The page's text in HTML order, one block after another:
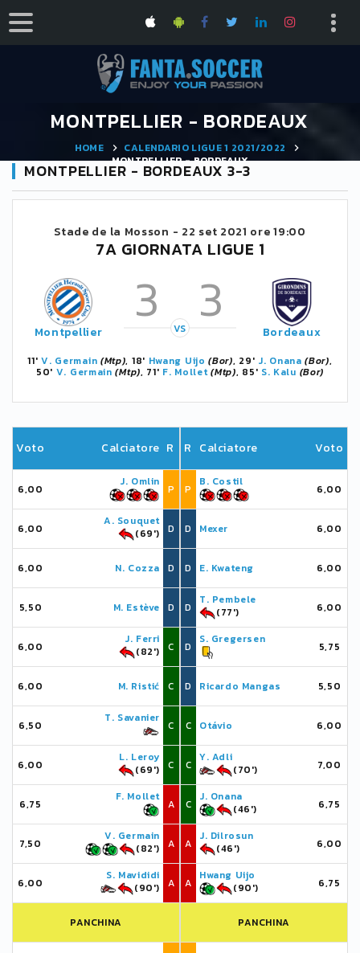
MONTPELLIER - BORDEAUX
HOME
CALENDARIO LIGUE 1 2021/2022
MONTPELLIER - BORDEAUX
MONTPELLIER - BORDEAUX 3-3
Stade de la Mosson - 22 set 2021 ore 19:00
7A GIORNATA LIGUE 1
Montpellier 3 3
VS Bordeaux
11'V. Germain (Mtp), 18' Hwang Uijo (Bor), 29' J. Onana (Bor),
50' V. Germain (Mtp), 71' F. Mollet (Mtp), 85' S. Kalu (Bor)
Voto Calciatore R
6,00
J. Omlin
P
6,00
A. Souquet
(69')
D
6,00 N. Cozza D
5,50 M. Estève D
6,00
J. Ferri
(82')
C
6,00 M. Ristić C
6,50
T. Savanier
C
6,00
L. Leroy
(69')
C
6,75
F. Mollet
A
7,50
V. Germain
(82')
A
6,00
S. Mavididi
(90')
A
PANCHINA
R Calciatore Voto
P
B. Costil
6,00
D Mexer 6,00
D E. Kwateng 6,00
D
T. Pembele
(77')
6,00
D
S. Gregersen
5,75
D Ricardo Mangas 5,50
C Otávio 6,00
C
Y. Adli
(70')
7,00
C
J. Onana
(46')
6,75
A
J. Dilrosun
(46')
6,00
A
Hwang Uijo
(90')
6,75
PANCHINA